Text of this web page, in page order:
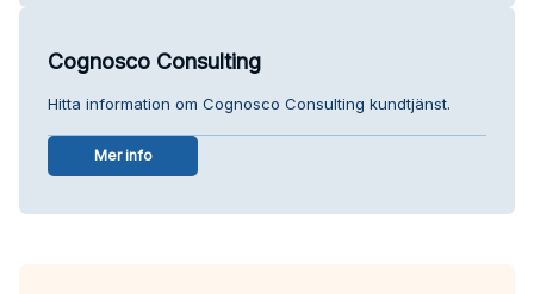
Cognosco Consulting
Hitta information om Cognosco Consulting kundtjänst.
Mer info